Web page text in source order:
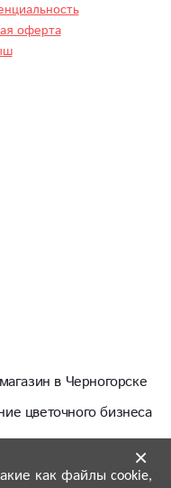
как файлы cookie,
×
оферта
в Черногорске
цветочного бизнеса